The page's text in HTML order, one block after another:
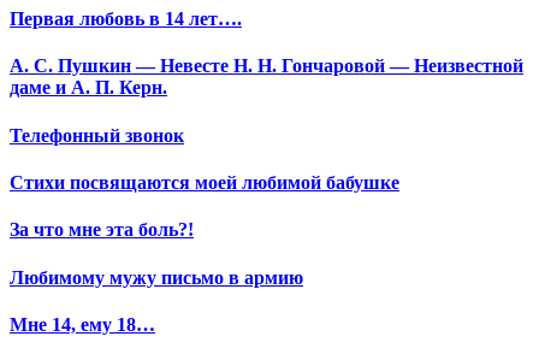
Первая любовь в 14 лет….
А. С. Пушкин — Невесте Н. Н. Гончаровой — Неизвестной
даме и А. П. Керн.
Телефонный звонок
Стихи посвящаются моей любимой бабушке
За что мне эта боль?!
Любимому мужу письмо в армию
Мне 14, ему 18…